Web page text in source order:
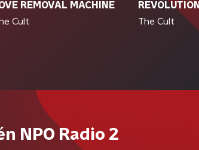
REMOVAL MACHINE
Cult
REVOLUTION
The Cult
NPO Radio 2